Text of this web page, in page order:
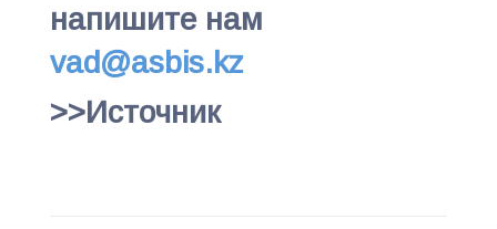
напишите нам
vad@asbis.kz
>>Источник